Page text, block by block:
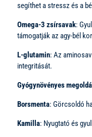
segíthet a stressz és a
Omega-3 zsírsavak:
támogatják az agy-bél
L-glutamin: Az
integritását.
Gyógynövényes
Borsmenta: Görcsoldó
Kamilla: Nyugtató és